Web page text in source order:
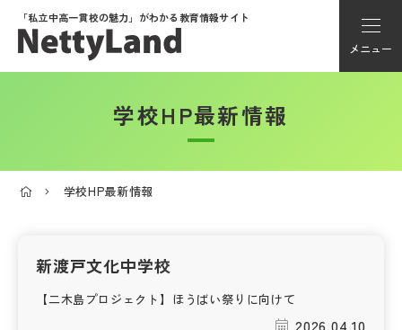
「私立中高一貫校の魅力」がわかる教育情報サイト
メニュー
アカウント登録
学校選び
学校HP最新情報
学校HP最新情報
新渡戸文化中学校
【二木島プロジェクト】ほうばい祭りに向けて
2026.04.10